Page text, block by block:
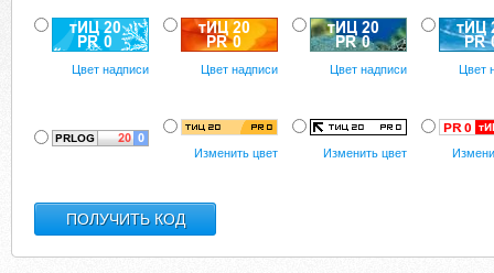
Цвет надписи Цвет надписи Цвет надписи Цвет
Изменить цвет Изменить цвет